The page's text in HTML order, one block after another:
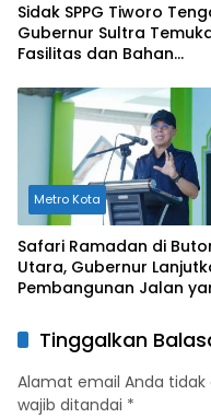
Sidak SPPG Tiworo
Gubernur Sultra
Fasilitas dan Bahan
Standar
Metro Kota
Safari Ramadan di
Utara, Gubernur
Pembangunan Jalan
Tinggalkan
Alamat email Anda tidak
wajib ditandai *